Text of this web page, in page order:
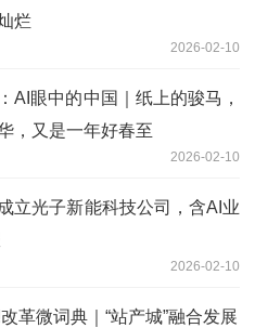
烂
2026-02-10
AI眼中的中国｜纸上的骏马，
，又是一年好春至
2026-02-10
立光子新能科技公司，含AI业
2026-02-10
革微词典｜“站产城”融合发展